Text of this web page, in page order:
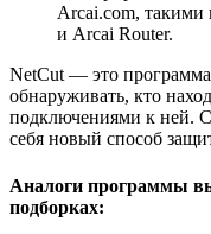
Arcai.com, такими
и Arcai Router.
NetCut — это программа
обнаруживать, кто
подключениями к ней.
себя новый способ
Аналоги программы
подборках: